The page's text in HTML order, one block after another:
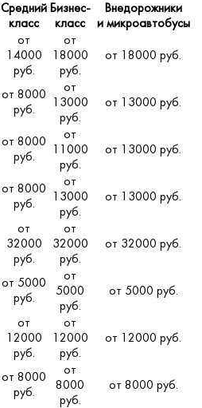
Средний
класс
Бизнес-
класс
Внедорожники
и микроавтобусы
от
14000
руб.
от
18000
руб.
от 18000 руб.
от 8000
руб.
от
13000
руб.
от 13000 руб.
от 8000
руб.
от
11000
руб.
от 13000 руб.
от 8000
руб.
от
13000
руб.
от 13000 руб.
от
32000
руб.
от
32000
руб.
от 32000 руб.
от 5000
руб.
от
5000
руб.
от 5000 руб.
от
12000
руб.
от
12000
руб.
от 12000 руб.
от 8000
руб.
от
8000
руб.
от 8000 руб.